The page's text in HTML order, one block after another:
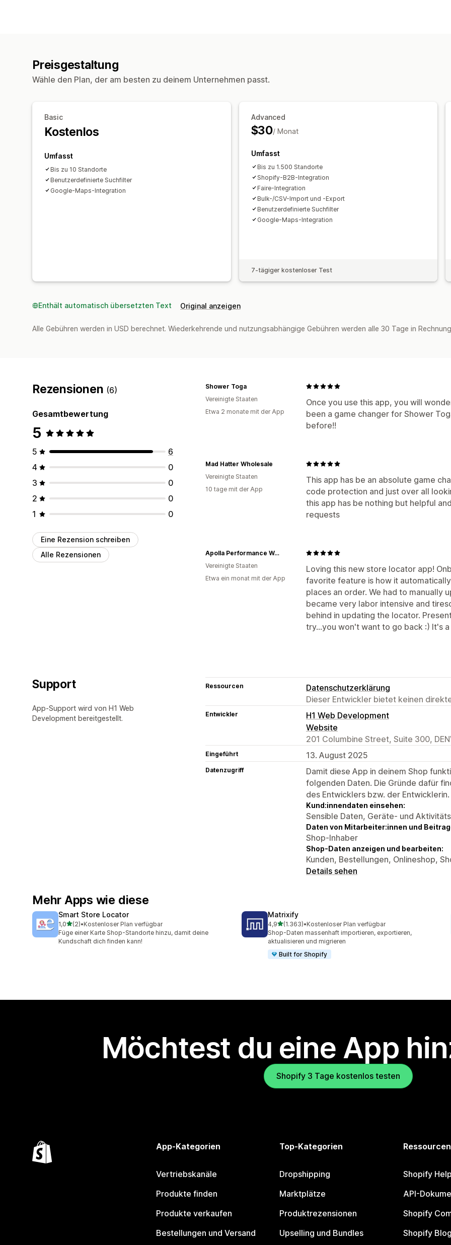
Preisgestaltung
Wähle den Plan, der am besten zu deinem Unternehmen passt.
Basic
Kostenlos
Umfasst
Bis zu 10 Standorte
Benutzerdefinierte Suchfilter
Google-Maps-Integration
Advanced
$30/ Monat
Umfasst
Bis zu 1.500 Standorte
Shopify-B2B-Integration
Faire-Integration
Bulk-/CSV-Import und -Export
Benutzerdefinierte Suchfilter
Google-Maps-Integration
7-tägiger kostenloser Test
Enthält automatisch übersetzten Text Original anzeigen
Alle Gebühren werden in USD berechnet. Wiederkehrende und nutzungsabhängige Gebühren werden alle 30 Tage in
Rezensionen (6)
Gesamtbewertung
5
5
6
4
0
3
0
2
0
1
0
Eine Rezension schreiben
Alle Rezensionen
Once you use this app, you will
been a game changer for Shower
before!!
Shower Toga
Vereinigte Staaten
Etwa 2 monate mit der App
This app has be an absolute game
code protection and just over all
this app has be nothing but helpful
requests
Mad Hatter Wholesale
Vereinigte Staaten
10 tage mit der App
Loving this new store locator app!
favorite feature is how it
places an order. We had to manually
became very labor intensive and
behind in updating the locator.
try...you won't want to go back :) It's
Apolla Performance Wear
Vereinigte Staaten
Etwa ein monat mit der App
Support
App-Support wird von H1 Web
Development bereitgestellt.
Ressourcen
Datenschutzerklärung
Dieser Entwickler bietet keinen
Entwickler
H1 Web Development
Website
201 Columbine Street, Suite 300,
Eingeführt 13. August 2025
Datenzugriff
Damit diese App in deinem Shop
folgenden Daten. Die Gründe dafür
des Entwicklers bzw. der Entwicklerin.
Kund:innendaten einsehen:
Sensible Daten, Geräte- und
Daten von Mitarbeiter:innen und
Shop-Inhaber
Shop-Daten anzeigen und bearbeiten:
Kunden, Bestellungen, Onlineshop,
Details sehen
Mehr Apps wie diese
Smart Store Locator
1,0von 5 Sternen
(2)
2 Rezensionen insgesamt
•Kostenloser Plan verfügbar
Füge einer Karte Shop-Standorte hinzu, damit deine
Kundschaft dich finden kann!
Matrixify
4,9von 5 Sternen
(1.363)
1363 Rezensionen insgesamt
•Kostenloser Plan verfügbar
Shop-Daten massenhaft importieren, exportieren,
aktualisieren und migrieren
Built for Shopify
Möchtest du eine App
Shopify 3 Tage kostenlos testen
App-Kategorien
Vertriebskanäle
Produkte finden
Produkte verkaufen
Bestellungen und Versand
Top-Kategorien
Dropshipping
Marktplätze
Produktrezensionen
Upselling und Bundles
Ressourcen
Shopify
API-
Shopify
Shopify Blog